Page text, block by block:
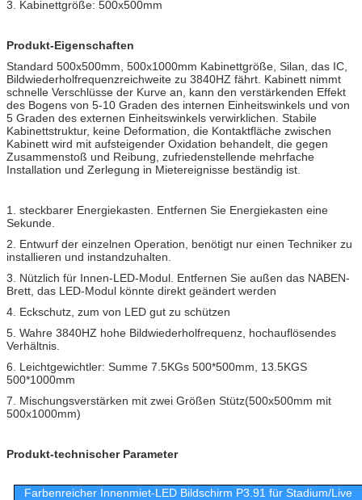
3. Kabinettgröße: 500x500mm
Produkt-Eigenschaften
Standard 500x500mm, 500x1000mm Kabinettgröße, Silan, das IC,
Bildwiederholfrequenzreichweite zu 3840HZ fährt. Kabinett nimmt
schnelle Verschlüsse der Kurve an, kann den verstärkenden Effekt
des Bogens von 5-10 Graden des internen Einheitswinkels und von
5 Graden des externen Einheitswinkels verwirklichen. Stabile
Kabinettstruktur, keine Deformation, die Kontaktfläche zwischen
Kabinett wird mit aufsteigender Oxidation behandelt, die gegen
Zusammenstoß und Reibung, zufriedenstellende mehrfache
Installation und Zerlegung in Mietereignisse beständig ist.
1. steckbarer Energiekasten. Entfernen Sie Energiekasten eine
Sekunde.
2. Entwurf der einzelnen Operation, benötigt nur einen Techniker zu
installieren und instandzuhalten.
3. Nützlich für Innen-LED-Modul. Entfernen Sie außen das NABEN-
Brett, das LED-Modul könnte direkt geändert werden
4. Eckschutz, zum von LED gut zu schützen
5. Wahre 3840HZ hohe Bildwiederholfrequenz, hochauflösendes
Verhältnis.
6. Leichtgewichtler: Summe 7.5KGs 500*500mm, 13.5KGS
500*1000mm
7. Mischungsverstärken mit zwei Größen Stütz(500x500mm mit
500x1000mm)
Produkt-technischer Parameter
Farbenreicher Innenmiet-LED Bildschirm P3.91 für Stadium/Live